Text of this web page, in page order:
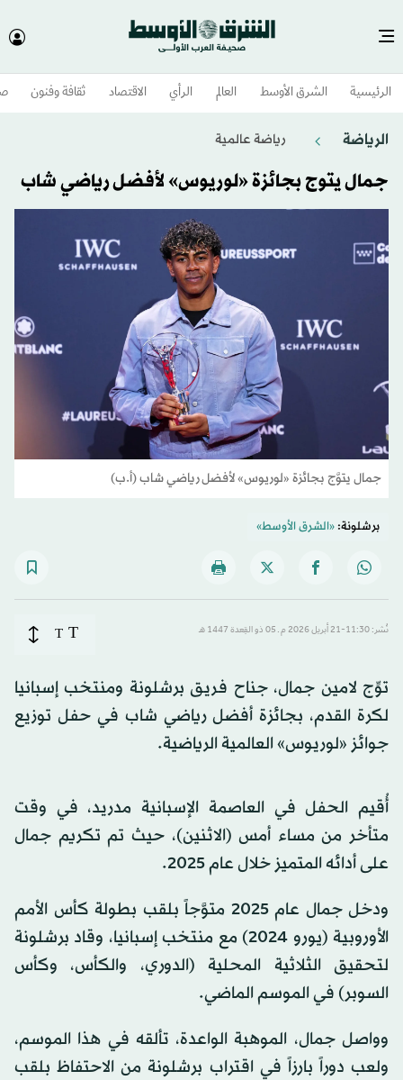
الرئيسية الشرق الأوسط​ العالم الرأي الاقتصاد ثقافة وفنون
الرياضة رياضة عالمية
جمال يتوج بجائزة «لوريوس» لأفضل رياضي شاب
جمال يتوَّج بجائزة «لوريوس» لأفضل رياضي شاب (أ.ب)
برشلونة:«الشرق الأوسط»
نُشر: 11:30-21 أبريل 2026 م ـ 05 ذو القِعدة 1447 هـ T
T
توِّج لامين جمال، جناح فريق برشلونة ومنتخب إسبانيا
لكرة القدم، بجائزة أفضل رياضي شاب في حفل توزيع
جوائز «لوريوس» العالمية الرياضية.
أُقيم الحفل في العاصمة الإسبانية مدريد، في وقت
متأخر من مساء أمس (الاثنين)، حيث تم تكريم جمال
على أدائه المتميز خلال عام 2025.
ودخل جمال عام 2025 متوَّجاً بلقب بطولة كأس الأمم
الأوروبية (يورو 2024) مع منتخب إسبانيا، وقاد برشلونة
لتحقيق الثلاثية المحلية (الدوري، والكأس، وكأس
السوبر) في الموسم الماضي.
وواصل جمال، الموهبة الواعدة، تألقه في هذا الموسم،
ولعب دوراً بارزاً في اقتراب برشلونة من الاحتفاظ بلقب